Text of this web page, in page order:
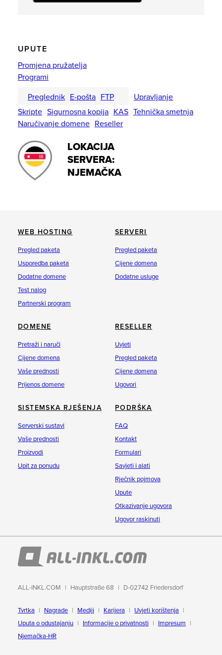
UPUTE
Promjena pružatelja
Programi
Preglednik E-pošta FTP
Upravljanje
Skripte Sigurnosna kopija KAS Tehnička smetnja
Naručivanje domene Reseller
LOKACIJA
SERVERA:
NJEMAČKA
WEB HOSTING
Pregled paketa
Usporedba paketa
Dodatne domene
Test nalog
Partnerski program
SERVERI
Pregled paketa
Cijene domena
Dodatne usluge
DOMENE
Pretraži i naruči
Cijene domena
Vaše prednosti
Prijenos domene
RESELLER
Uvjeti
Pregled paketa
Cijene domena
Ugovori
SISTEMSKA RJEŠENJA
Serverski sustavi
Vaše prednosti
Proizvodi
Upit za ponudu
PODRŠKA
FAQ
Kontakt
Formulari
Savjeti i alati
Rječnik pojmova
Upute
Otkazivanje ugovora
Ugovor raskinuti
ALL-INKL.COM Hauptstraße 68 D-02742 Friedersdorf
Tvrtka Nagrade Mediji Karijera
Uvjeti korištenja
Uputa o odustajanju
Informacije o privatnosti
Impresum
Njemačka-HR